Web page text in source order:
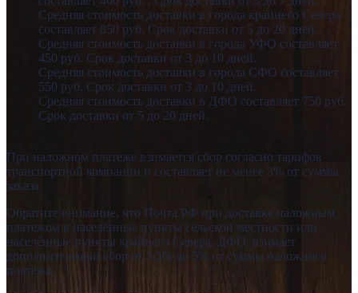
Средняя стоимость доставки в города крайнего Севера
составляет 850 руб. Срок доставки от 5 до 20 дней.
Средняя стоимость доставки в города УФО составляет
450 руб. Срок доставки от 3 до 10 дней.
Средняя стоимость доставки в города СФО составляет
550 руб. Срок доставки от 3 до 10 дней.
Средняя стоимость доставки в ДФО составляет 750 руб.
Срок доставки от 5 до 20 дней.
При наложном платеже взимается сбор согласно тарифов
транспортной компании и составляет не менее 3% от суммы
заказа.
Обратите внимание, что Почта РФ при доставке наложным
платежом в населённые пункты сельской местности или
населённые пункты крайнего Севера, ДФО, взимает
дополнительный сбор от 3,5% до 5% от суммы наложного
платежа.